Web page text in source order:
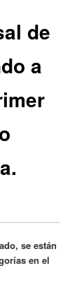
de
a
se están
en el